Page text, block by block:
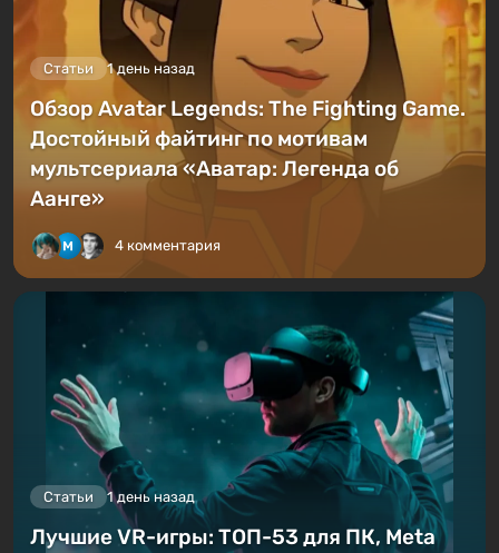
Статьи 1 день назад
Обзор Avatar Legends: The Fighting Game.
Достойный файтинг по мотивам
мультсериала «Аватар: Легенда об
Аанге»
4 комментария
Статьи 1 день назад
Лучшие VR-игры: ТОП-53 для ПК, Meta